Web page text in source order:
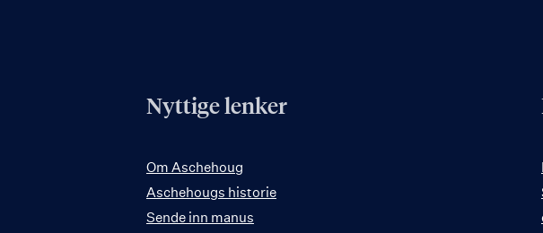
Nyttige lenker
Om Aschehoug
Aschehougs historie
Sende inn manus